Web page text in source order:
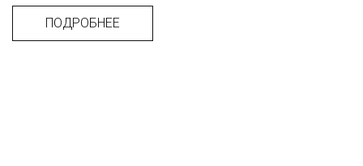
ПОДРОБНЕЕ